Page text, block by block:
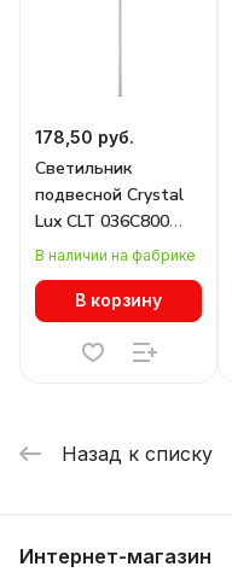
178,50 руб.
Светильник
подвесной Crystal
Lux CLT 036C800
WH
В наличии на фабрике
В корзину
Назад к списку
Интернет-магазин